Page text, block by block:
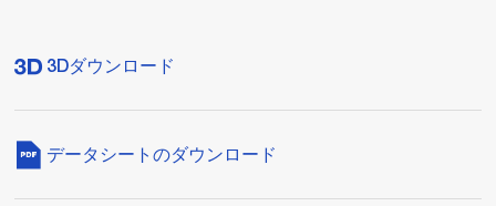
3Dダウンロード
データシートのダウンロード